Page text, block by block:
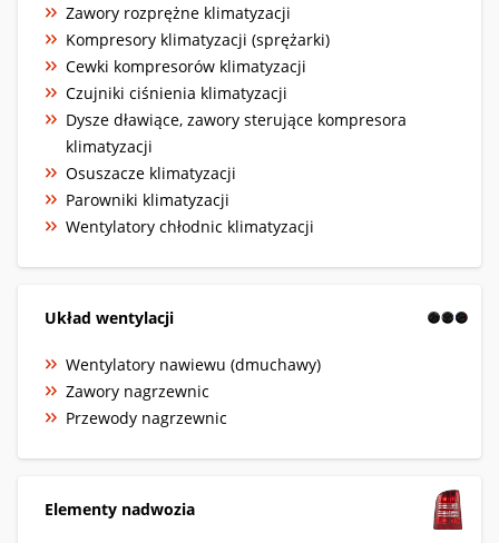
Zawory rozprężne klimatyzacji
Kompresory klimatyzacji (sprężarki)
Cewki kompresorów klimatyzacji
Czujniki ciśnienia klimatyzacji
Dysze dławiące, zawory sterujące kompresora
klimatyzacji
Osuszacze klimatyzacji
Parowniki klimatyzacji
Wentylatory chłodnic klimatyzacji
Układ wentylacji
Wentylatory nawiewu (dmuchawy)
Zawory nagrzewnic
Przewody nagrzewnic
Elementy nadwozia